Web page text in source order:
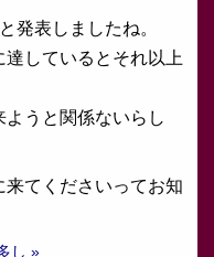
発表しましたね。
しているとそれ以上
うと関係ないらし
てくださいってお知
し »